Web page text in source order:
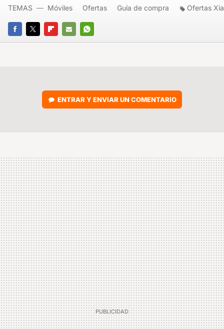
FACEBOOK
TWITTERFLIPBOARD
E-
WHATSAPP
TEMAS Móviles Ofertas Guía de compra Ofertas
ENTRAR Y ENVIAR UN COMENTARIO